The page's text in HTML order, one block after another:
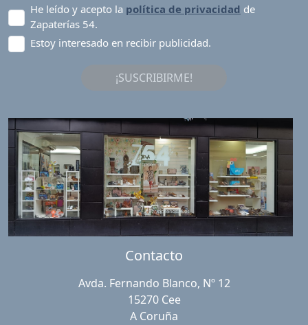
He leído y acepto la política de privacidad de
Zapaterías 54.
Estoy interesado en recibir publicidad.
¡SUSCRIBIRME!
Contacto
Avda. Fernando Blanco, Nº 12
15270 Cee
A Coruña